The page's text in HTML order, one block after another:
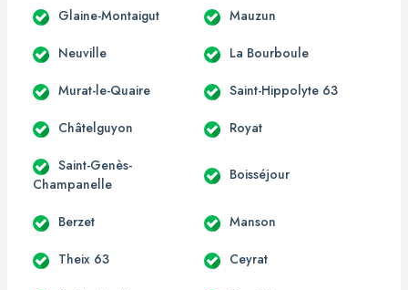
Glaine-Montaigut Mauzun
Neuville La Bourboule
Murat-le-Quaire Saint-Hippolyte 63
Châtelguyon Royat
Saint-Genès-
Champanelle
Boisséjour
Berzet Manson
Theix 63 Ceyrat